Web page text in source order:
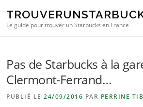
Le guide pour trouver un Starbucks en France
Pas de Starbucks à la
Clermont-Ferrand…
PUBLIÉ LE24/09/2016 PAR PERRINE TIB